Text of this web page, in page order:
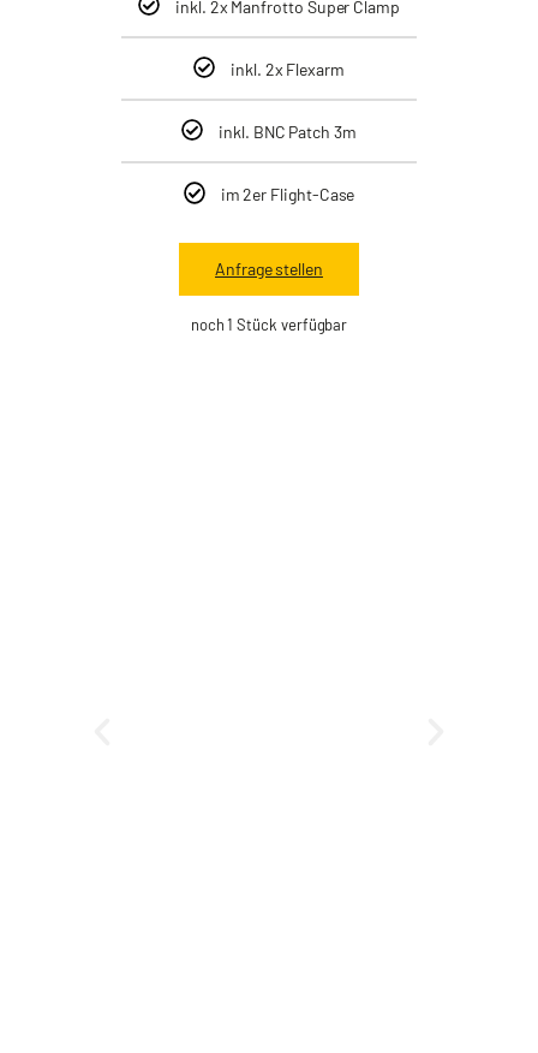
inkl. 2x Manfrotto Super Clamp
inkl. 2x Flexarm
inkl. BNC Patch 3m
im 2er Flight-Case
Anfrage stellen
noch 1 Stück verfügbar